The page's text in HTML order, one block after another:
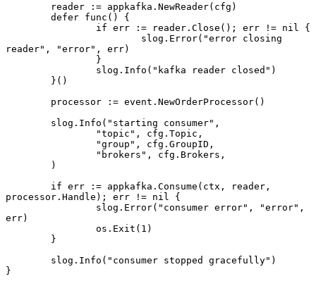
	reader
:= appkafka. NewReader(cfg)
	defer
func () {
		if
err := reader. Close (); err != nil
{
			slog.
Error( "error closing
reader" , "error" , err)
		}
		slog.
Info ( "kafka reader closed" )
	}()
	processor
:= event. NewOrderProcessor()
	slog.
Info ( "starting consumer" ,
		"topic"
, cfg.Topic,
		"group"
, cfg.GroupID,
		"brokers"
, cfg.Brokers,
	)
	if
err := appkafka. Consume (ctx, reader,
processor.Handle); err
!= nil
{
		slog.
Error( "consumer error" , "error" ,
err)
		os.
Exit ( 1 )
	}
	slog.
Info ( "consumer stopped gracefully" )
}